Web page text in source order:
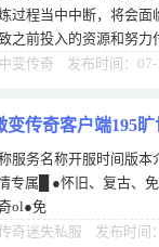
过程当中中断，将会
之前投入的资源和努
。熔炼中断还可能损坏
变传奇 发布时间：07-
变传奇客户端195
服务名称开服时间版本
专属█ ●怀旧、复古
ol●免
奇迷失私服 发布时间